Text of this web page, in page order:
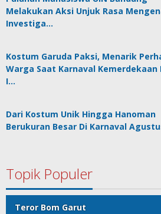
Melakukan Aksi Unjuk Rasa
Investiga…
Kostum Garuda Paksi, Menarik
Warga Saat Karnaval Kemerdekaan
I…
Dari Kostum Unik Hingga Hanoman
Berukuran Besar Di Karnaval
Topik Populer
Teror Bom Garut